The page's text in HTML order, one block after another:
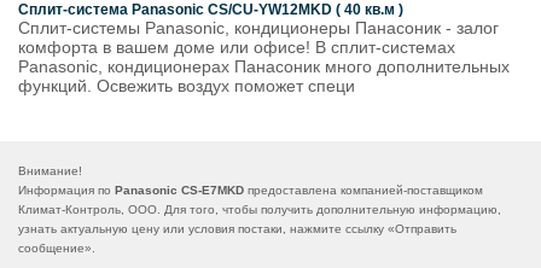
Сплит-система Panasonic CS/CU-YW12MKD ( 40 кв.м )
Сплит-системы Panasonic, кондиционеры Панасоник - залог
комфорта в вашем доме или офисе! В сплит-системах
Panasonic, кондиционерах Панасоник много дополнительных
функций. Освежить воздух поможет специ
Внимание!
Информация по Panasonic CS-E7MKD предоставлена компанией-поставщиком
Климат-Контроль, ООО. Для того, чтобы получить дополнительную информацию,
узнать актуальную цену или условия постаки, нажмите ссылку «Отправить
сообщение».